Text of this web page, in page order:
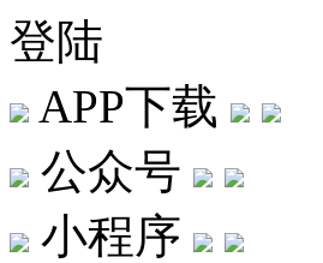
登陆
APP下载
公众号
小程序